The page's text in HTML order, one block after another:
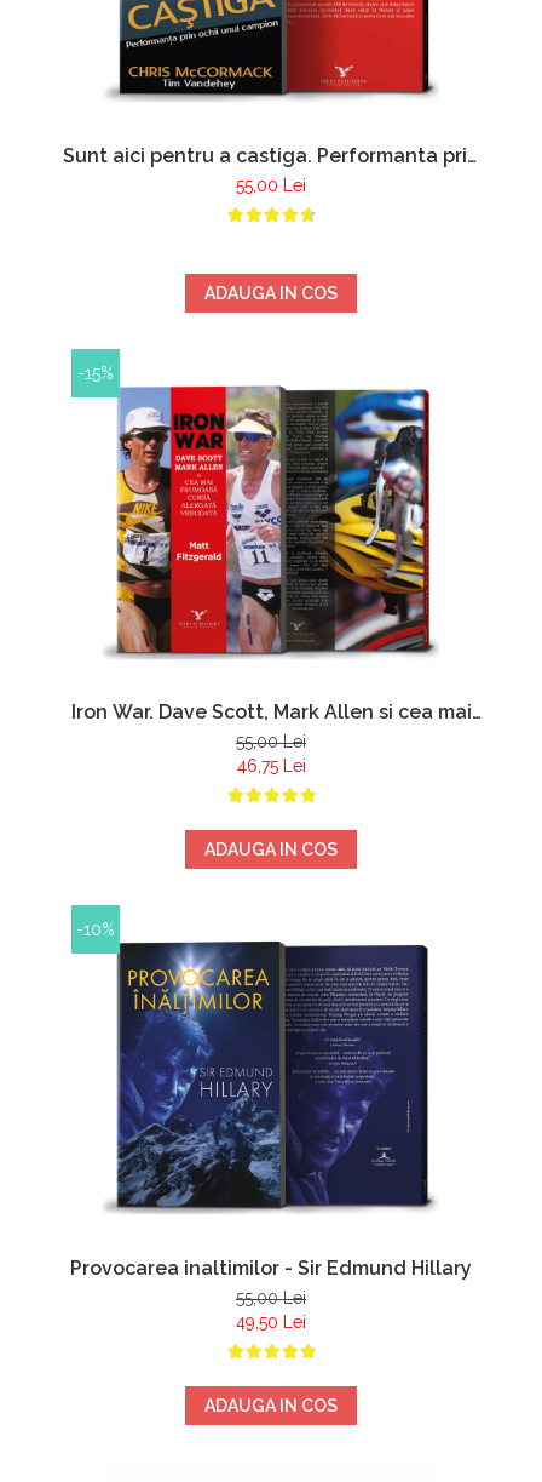
Sunt aici pentru a castiga. Performanta prin
ochii unui campion - Chris McCormack
55,00 Lei
ADAUGA IN COS
-15%
Iron War. Dave Scott, Mark Allen si cea mai
frumoasa cursa alergata vreodata - Matt
Fitzgerald
55,00 Lei
46,75 Lei
ADAUGA IN COS
-10%
Provocarea inaltimilor - Sir Edmund Hillary
55,00 Lei
49,50 Lei
ADAUGA IN COS